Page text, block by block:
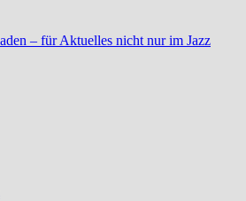
– für Aktuelles nicht nur im Jazz